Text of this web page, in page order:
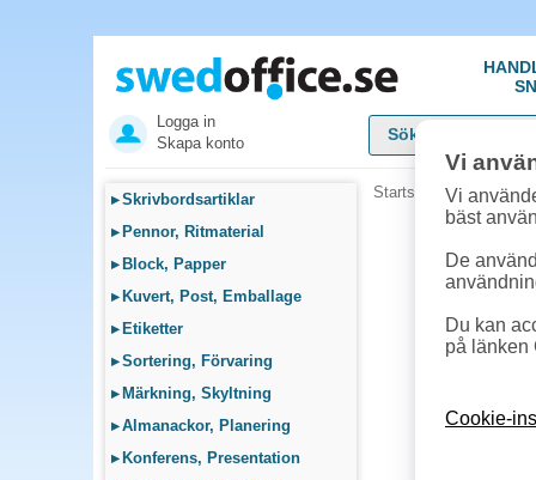
Logga in
Skapa konto
▸Skrivbordsartiklar
▸ Pennor, Ritmaterial
▸ Block, Papper
▸ Kuvert, Post, Emballage
▸ Etiketter
▸Sortering, Förvaring
▸ Märkning, Skyltning
▸Almanackor, Planering
▸ Konferens, Presentation
Startsida »
Vi
Vi
bäst
De
Du kan
på länken
Cookie-